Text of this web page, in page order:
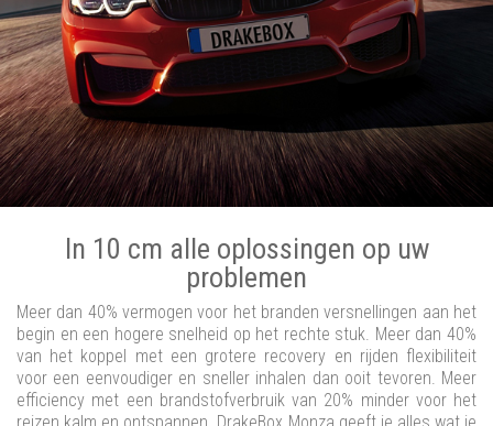
In 10 cm alle oplossingen op uw
problemen
Meer dan 40% vermogen voor het branden versnellingen aan het
begin en een hogere snelheid op het rechte stuk. Meer dan 40%
van het koppel met een grotere recovery en rijden flexibiliteit
voor een eenvoudiger en sneller inhalen dan ooit tevoren. Meer
efficiency met een brandstofverbruik van 20% minder voor het
reizen kalm en ontspannen. DrakeBox Monza geeft je alles wat je